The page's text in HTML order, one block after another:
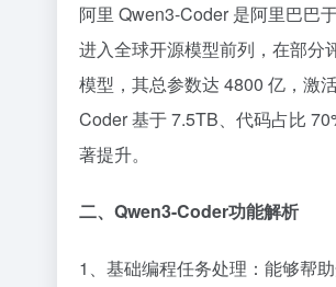
阿里 Qwen3-Coder 是阿里巴巴
进入全球开源模型前列，在部分
模型，其总参数达 4800 亿，激
Coder 基于 7.5TB、代码占比
著提升。​
二、Qwen3-Coder功能解析​
1、基础编程任务处理：能够帮